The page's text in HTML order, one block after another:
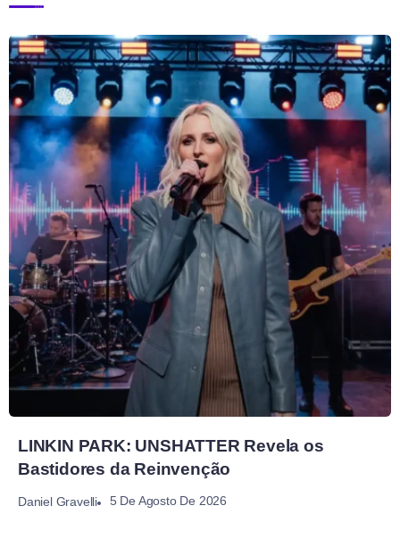
LINKIN PARK: UNSHATTER Revela os
Bastidores da Reinvenção
Daniel Gravelli 5 De Agosto De 2026